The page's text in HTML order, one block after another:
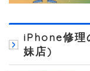
iPhone修理
妹店)